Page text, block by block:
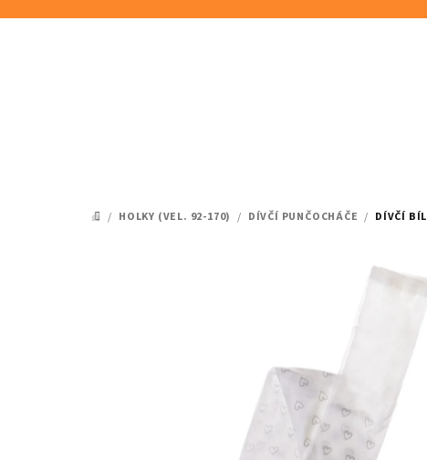
DOMŮ
/ HOLKY (VEL. 92-170) / DÍVČÍ PUNČOCHÁČE / DÍVČÍ